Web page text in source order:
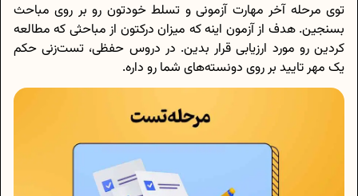
توی مرحله آخر مهارت آزمونی و تسلط خودتون رو بر روی مباحث
بسنجین. هدف از آزمون اینه که میزان درکتون از مباحثی که مطالعه
کردین رو مورد ارزیابی قرار بدین. در دروس حفظی، تست‌زنی حکم
یک مهر تایید بر روی دونسته‌های شما رو داره.